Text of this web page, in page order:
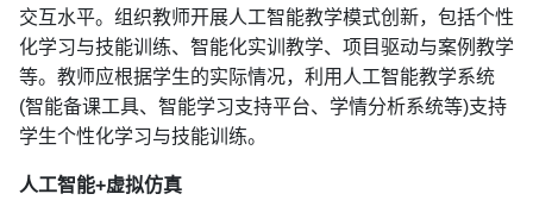
交互水平。组织教师开展人工智能教学模式创新，包括个性
化学习与技能训练、智能化实训教学、项目驱动与案例教学
等。教师应根据学生的实际情况，利用人工智能教学系统
(智能备课工具、智能学习支持平台、学情分析系统等)支持
学生个性化学习与技能训练。
人工智能+虚拟仿真